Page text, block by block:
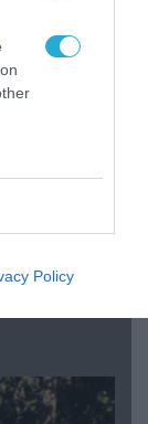
Policy
τα